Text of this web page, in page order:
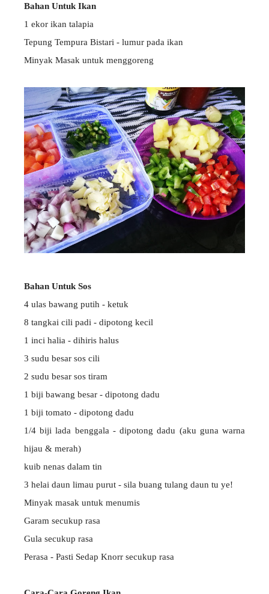
Bahan Untuk Ikan
1 ekor ikan talapia
Tepung Tempura Bistari - lumur pada ikan
Minyak Masak untuk menggoreng
Bahan Untuk Sos
4 ulas bawang putih - ketuk
8 tangkai cili padi - dipotong kecil
1 inci halia - dihiris halus
3 sudu besar sos cili
2 sudu besar sos tiram
1 biji bawang besar - dipotong dadu
1 biji tomato - dipotong dadu
1/4 biji lada benggala - dipotong dadu (aku guna warna
hijau & merah)
kuib nenas dalam tin
3 helai daun limau purut - sila buang tulang daun tu ye!
Minyak masak untuk menumis
Garam secukup rasa
Gula secukup rasa
Perasa - Pasti Sedap Knorr secukup rasa